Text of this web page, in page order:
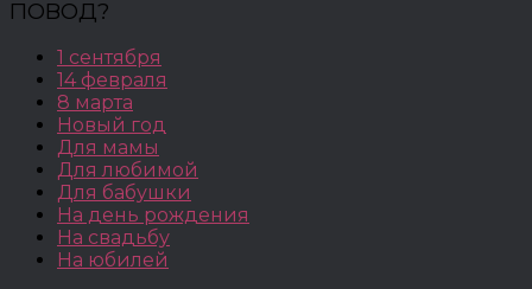
ПОВОД?
1 сентября
14 февраля
8 марта
Новый год
Для мамы
Для любимой
Для бабушки
На день рождения
На свадьбу
На юбилей